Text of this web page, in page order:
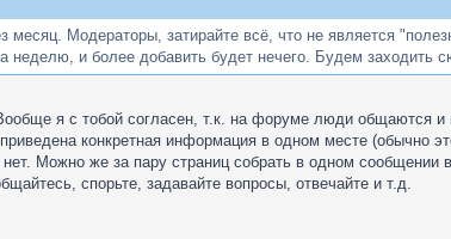
месяц. Модераторы, затирайте всё, что не является
и более добавить будет нечего. Будем заходить
я с тобой согласен, т.к. на форуме люди общаются
конкретная информация в одном месте (обычно
нет. Можно же за пару страниц собрать в одном
спорьте, задавайте вопросы, отвечайте и т.д.